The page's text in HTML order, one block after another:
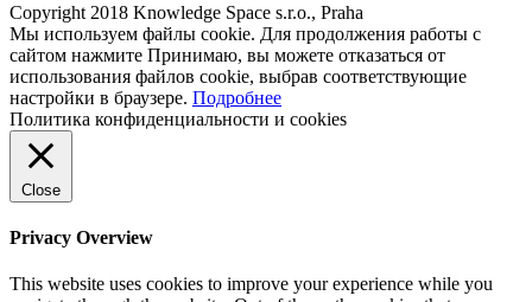
Copyright 2018 Knowledge Space s.r.o., Praha
Мы используем файлы cookie. Для продолжения работы с
сайтом нажмите Принимаю, вы можете отказаться от
использования файлов cookie, выбрав соответствующие
настройки в браузере. Подробнее
Политика конфиденциальности и cookies
Close
Privacy Overview
This website uses cookies to improve your experience while you